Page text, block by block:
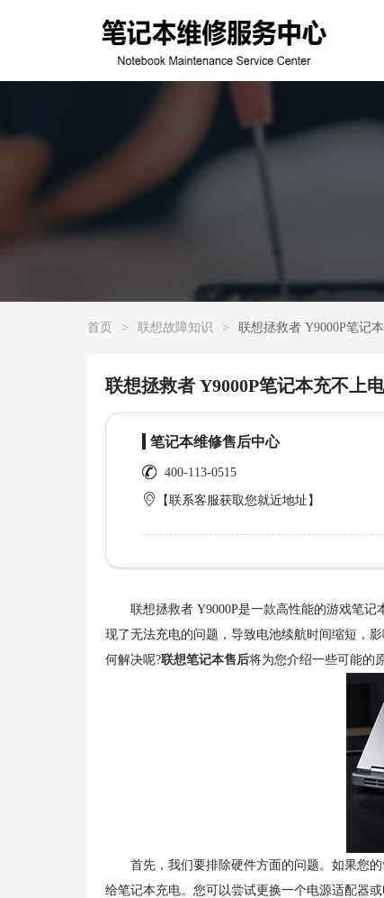
首页 > 联想故障知识 > 联想拯救者 Y9000P笔记
联想拯救者 Y9000P笔记本充不上
笔记本维修售后中心
400-113-0515
【联系客服获取您就近地址】
联想拯救者 Y9000P是一款高性能的游戏笔记
现了无法充电的问题，导致电池续航时间缩短，
何解决呢?联想笔记本售后将为您介绍一些可能的
首先，我们要排除硬件方面的问题。如果您的
给笔记本充电。您可以尝试更换一个电源适配器